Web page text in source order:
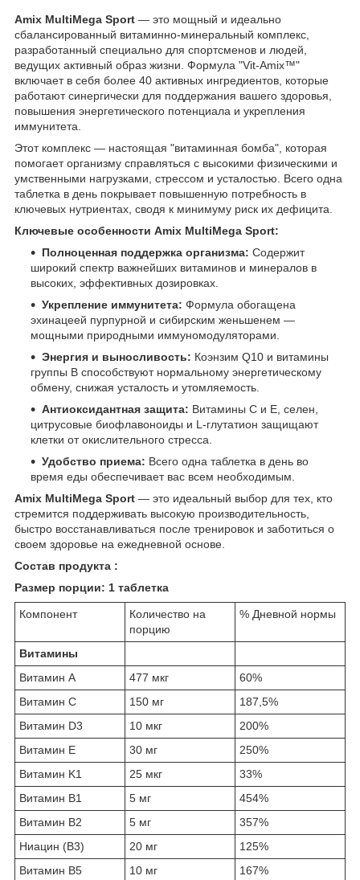
Amix MultiMega Sport — это мощный и идеально
сбалансированный витаминно-минеральный комплекс,
разработанный специально для спортсменов и людей,
ведущих активный образ жизни. Формула "Vit-Amix™"
включает в себя более 40 активных ингредиентов, которые
работают синергически для поддержания вашего здоровья,
повышения энергетического потенциала и укрепления
иммунитета.
Этот комплекс — настоящая "витаминная бомба", которая
помогает организму справляться с высокими физическими и
умственными нагрузками, стрессом и усталостью. Всего одна
таблетка в день покрывает повышенную потребность в
ключевых нутриентах, сводя к минимуму риск их дефицита.
Ключевые особенности Amix MultiMega Sport:
Полноценная поддержка организма: Содержит
широкий спектр важнейших витаминов и минералов в
высоких, эффективных дозировках.
Укрепление иммунитета: Формула обогащена
эхинацеей пурпурной и сибирским женьшенем —
мощными природными иммуномодуляторами.
Энергия и выносливость: Коэнзим Q10 и витамины
группы B способствуют нормальному энергетическому
обмену, снижая усталость и утомляемость.
Антиоксидантная защита: Витамины C и E, селен,
цитрусовые биофлавоноиды и L-глутатион защищают
клетки от окислительного стресса.
Удобство приема: Всего одна таблетка в день во
время еды обеспечивает вас всем необходимым.
Amix MultiMega Sport — это идеальный выбор для тех, кто
стремится поддерживать высокую производительность,
быстро восстанавливаться после тренировок и заботиться о
своем здоровье на ежедневной основе.
Состав продукта :
Размер порции: 1 таблетка
Компонент
Количество на
порцию
% Дневной нормы
Витамины
Витамин А
477 мкг
60%
Витамин C
150 мг
187,5%
Витамин D3
10 мкг
200%
Витамин E
30 мг
250%
Витамин K1
25 мкг
33%
Витамин B1
5 мг
454%
Витамин B2
5 мг
357%
Ниацин (B3)
20 мг
125%
Витамин B5
10 мг 167%